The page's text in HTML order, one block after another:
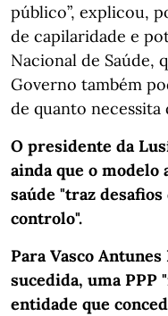
público”, explicou,
de capilaridade e
Nacional de Saúde,
Governo também
de quanto necessita
O presidente da
ainda que o modelo
saúde "traz
controlo".
Para Vasco
sucedida, uma PPP
entidade que